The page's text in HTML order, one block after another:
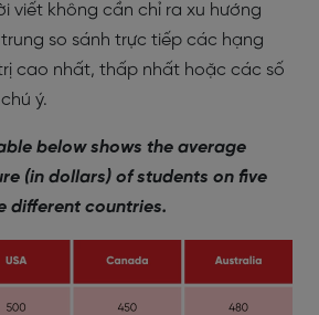
viết không cần chỉ ra xu hướng
so sánh trực tiếp các hạng
cao nhất, thấp nhất hoặc các số
ý.
below shows the average
(in dollars) of students on five
different countries.